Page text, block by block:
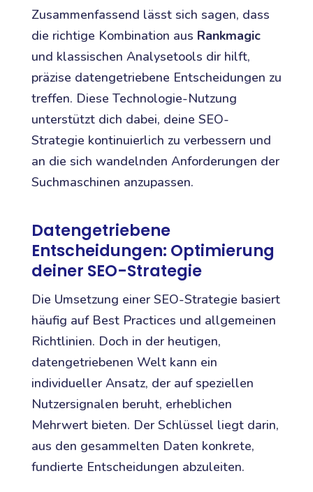
Zusammenfassend lässt sich sagen, dass
die richtige Kombination aus Rankmagic
und klassischen Analysetools dir hilft,
präzise datengetriebene Entscheidungen zu
treffen. Diese Technologie-Nutzung
unterstützt dich dabei, deine SEO-
Strategie kontinuierlich zu verbessern und
an die sich wandelnden Anforderungen der
Suchmaschinen anzupassen.
Datengetriebene
Entscheidungen: Optimierung
deiner SEO-Strategie
Die Umsetzung einer SEO-Strategie basiert
häufig auf Best Practices und allgemeinen
Richtlinien. Doch in der heutigen,
datengetriebenen Welt kann ein
individueller Ansatz, der auf speziellen
Nutzersignalen beruht, erheblichen
Mehrwert bieten. Der Schlüssel liegt darin,
aus den gesammelten Daten konkrete,
fundierte Entscheidungen abzuleiten.